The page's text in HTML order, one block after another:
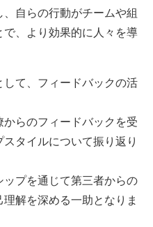
自らの行動がチームや組
、より効果的に人々を導
て、フィードバックの活
らのフィードバックを受
タイルについて振り返り
ップを通じて第三者からの
解を深める一助となりま